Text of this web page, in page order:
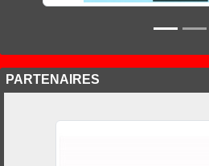
PARTENAIRES